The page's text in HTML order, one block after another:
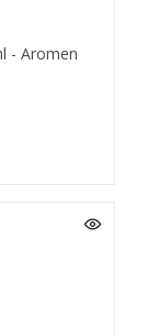
- Aromen